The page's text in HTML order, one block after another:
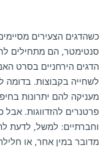
סנטימטר, הם מתחילים
הדגים הירחניים בסרט
לשחייה בקבוצות. בדומה
מעניקה להם יתרונות
פרטנרים להזדווגות. אבל
וחברתיים: למשל, לדעת
מדובר במין אחר, או